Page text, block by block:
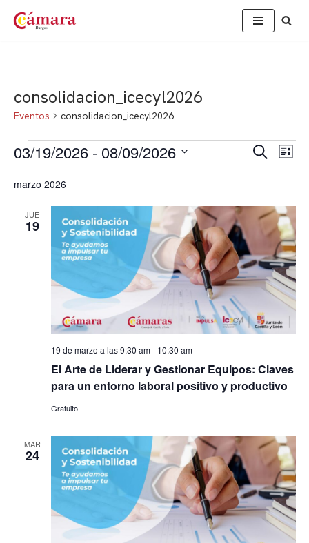
consolidacion_icecyl2026
Eventos consolidacion_icecyl2026
de
y
vistas
de
Buscar
de
Lista
03/19/2026 - 08/09/2026
la
marzo 2026
JUE
19
El Arte de Liderar y Gestionar Equipos: Claves
para un entorno laboral positivo y productivo
19 de marzo a las 9:30 am- 10:30 am
Gratuito
MAR
24